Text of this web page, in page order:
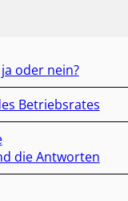
oder nein?
Betriebsrates
die Antworten